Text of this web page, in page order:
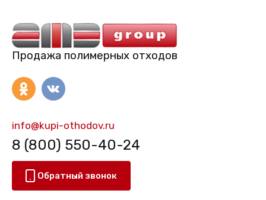
Продажа полимерных отходов
info@kupi-othodov.ru
8 (800) 550-40-24
Обратный звонок